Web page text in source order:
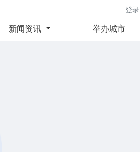
登录
新闻资讯 举办城市